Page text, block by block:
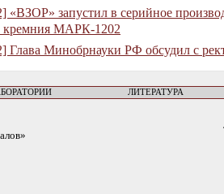
«ВЗОР» запустил в серийное
кремния МАРК-1202
Глава Минобрнауки РФ обсудил с
ЛИТЕРАТУРА